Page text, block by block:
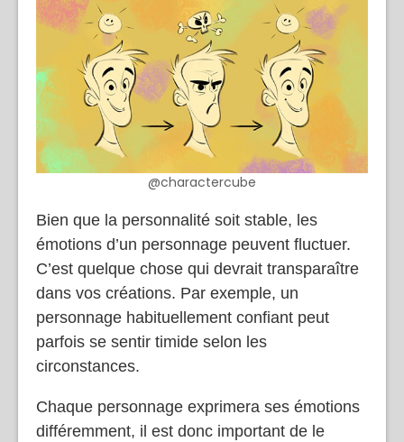
@charactercube
Bien que la personnalité soit stable, les
émotions d’un personnage peuvent fluctuer.
C’est quelque chose qui devrait transparaître
dans vos créations. Par exemple, un
personnage habituellement confiant peut
parfois se sentir timide selon les
circonstances.
Chaque personnage exprimera ses émotions
différemment, il est donc important de le